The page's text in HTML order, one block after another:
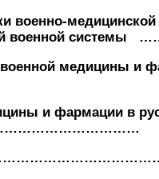
военно-
военной
медицины и
и фармации в